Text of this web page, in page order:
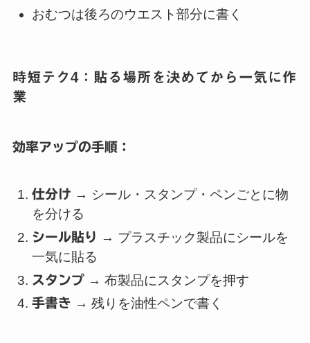
おむつは後ろのウエスト部分に書く
時短テク4：貼る場所を決めてから一気に作
業
効率アップの手順：
仕分け → シール・スタンプ・ペンごとに物
を分ける
シール貼り → プラスチック製品にシールを
一気に貼る
スタンプ → 布製品にスタンプを押す
手書き → 残りを油性ペンで書く